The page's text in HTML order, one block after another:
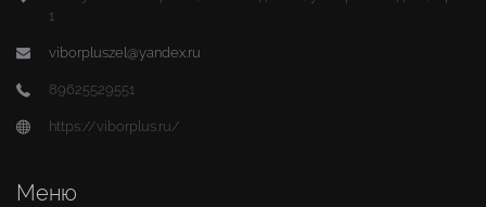
1
viborpluszel@yandex.ru
89625529551
https://viborplus.ru/
Меню